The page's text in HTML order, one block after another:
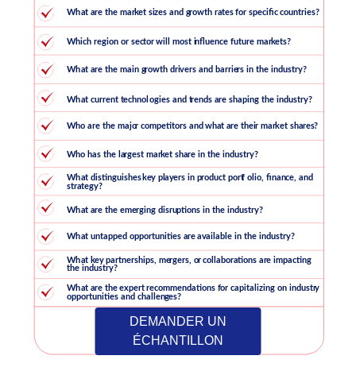
DEMANDER UN
ÉCHANTILLON